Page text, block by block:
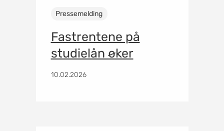
Pressemelding
Fastrentene på
studielån øker
10.02.2026